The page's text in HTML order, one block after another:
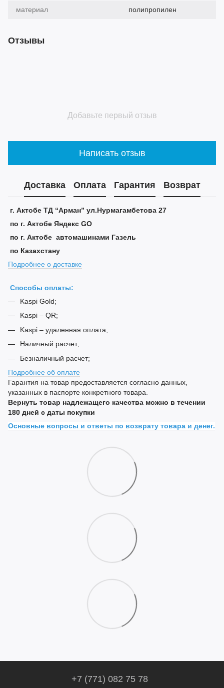
материал полипропилен
Отзывы
Добавьте первый отзыв
Написать отзыв
Доставка Оплата Гарантия Возврат
г. Актобе ТД “Арман” ул.Нурмагамбетова 27
по г. Актобе Яндекс GO
по г. Актобе автомашинами Газель
по Казахстану
Подробнее о доставке
Способы оплаты:
Kaspi Gold;
Kaspi – QR;
Kaspi – удаленная оплата;
Наличный расчет;
Безналичный расчет;
Подробнее об оплате
Гарантия на товар предоставляется согласно данных,
указанных в паспорте конкретного товара.
Вернуть товар надлежащего качества можно в течении
180 дней с даты покупки
Основные вопросы и ответы по возврату товара и денег.
+7 (771) 082 75 78